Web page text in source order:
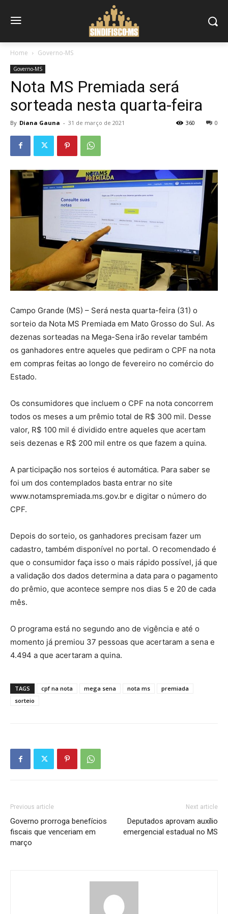
Home Governo-MS
Governo-MS
Nota MS Premiada será
sorteada nesta quarta-feira
By Diana Gauna - 31 de março de 2021 0
360
Campo Grande (MS) – Será nesta quarta-feira (31) o
sorteio da Nota MS Premiada em Mato Grosso do Sul. As
dezenas sorteadas na Mega-Sena irão revelar também
os ganhadores entre aqueles que pediram o CPF na nota
em compras feitas ao longo de fevereiro no comércio do
Estado.
Os consumidores que incluem o CPF na nota concorrem
todos os meses a um prêmio total de R$ 300 mil. Desse
valor, R$ 100 mil é dividido entre aqueles que acertam
seis dezenas e R$ 200 mil entre os que fazem a quina.
A participação nos sorteios é automática. Para saber se
foi um dos contemplados basta entrar no site
www.notamspremiada.ms.gov.br e digitar o número do
CPF.
Depois do sorteio, os ganhadores precisam fazer um
cadastro, também disponível no portal. O recomendado é
que o consumidor faça isso o mais rápido possível, já que
a validação dos dados determina a data para o pagamento
do prêmio, que acontece sempre nos dias 5 e 20 de cada
mês.
O programa está no segundo ano de vigência e até o
momento já premiou 37 pessoas que acertaram a sena e
4.494 a que acertaram a quina.
TAGS cpf na nota mega sena nota ms
premiada
sorteio
Previous article
Governo prorroga benefícios
fiscais que venceriam em
março
Next article
Deputados aprovam auxílio
emergencial estadual no MS